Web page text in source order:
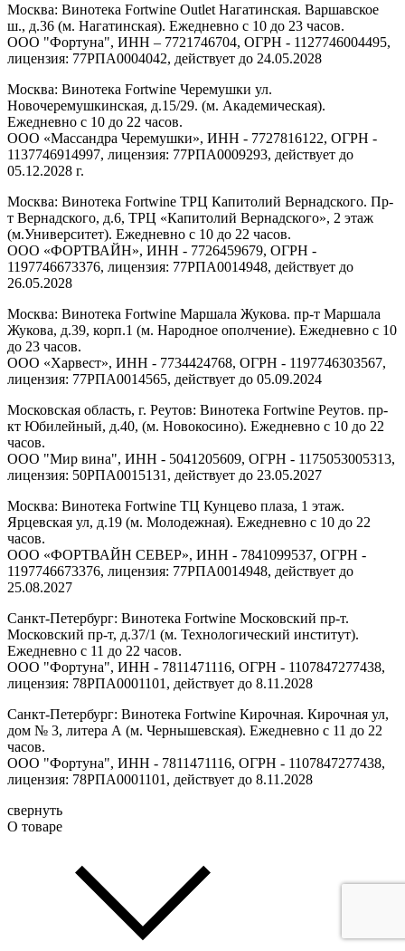
Москва: Винотека Fortwine Outlet Нагатинская. Варшавское
ш., д.36 (м. Нагатинская). Ежедневно с 10 до 23 часов.
ООО "Фортуна", ИНН – 7721746704, ОГРН - 1127746004495,
лицензия: 77РПА0004042, действует до 24.05.2028
Москва: Винотека Fortwine Черемушки ул.
Новочеремушкинская, д.15/29. (м. Академическая).
Ежедневно с 10 до 22 часов.
ООО «Массандра Черемушки», ИНН - 7727816122, ОГРН -
1137746914997, лицензия: 77РПА0009293, действует до
05.12.2028 г.
Москва: Винотека Fortwine ТРЦ Капитолий Вернадского. Пр-
т Вернадского, д.6, ТРЦ «Капитолий Вернадского», 2 этаж
(м.Университет). Ежедневно с 10 до 22 часов.
ООО «ФОРТВАЙН», ИНН - 7726459679, ОГРН -
1197746673376, лицензия: 77РПА0014948, действует до
26.05.2028
Москва: Винотека Fortwine Маршала Жукова. пр-т Маршала
Жукова, д.39, корп.1 (м. Народное ополчение). Ежедневно с 10
до 23 часов.
ООО «Харвест», ИНН - 7734424768, ОГРН - 1197746303567,
лицензия: 77РПА0014565, действует до 05.09.2024
Московская область, г. Реутов: Винотека Fortwine Реутов. пр-
кт Юбилейный, д.40, (м. Новокосино). Ежедневно с 10 до 22
часов.
ООО "Мир вина", ИНН - 5041205609, ОГРН - 1175053005313,
лицензия: 50РПА0015131, действует до 23.05.2027
Москва: Винотека Fortwine ТЦ Кунцево плаза, 1 этаж.
Ярцевская ул, д.19 (м. Молодежная). Ежедневно с 10 до 22
часов.
ООО «ФОРТВАЙН СЕВЕР», ИНН - 7841099537, ОГРН -
1197746673376, лицензия: 77РПА0014948, действует до
25.08.2027
Санкт-Петербург: Винотека Fortwine Московский пр-т.
Московский пр-т, д.37/1 (м. Технологический институт).
Ежедневно с 11 до 22 часов.
ООО "Фортуна", ИНН - 7811471116, ОГРН - 1107847277438,
лицензия: 78РПА0001101, действует до 8.11.2028
Санкт-Петербург: Винотека Fortwine Кирочная. Кирочная ул,
дом № 3, литера А (м. Чернышевская). Ежедневно с 11 до 22
часов.
ООО "Фортуна", ИНН - 7811471116, ОГРН - 1107847277438,
лицензия: 78РПА0001101, действует до 8.11.2028
свернуть
О товаре